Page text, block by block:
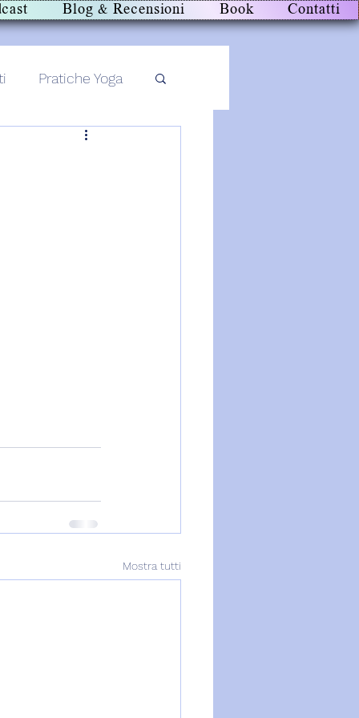
Blog & Recensioni Book Contatti
Pratiche Yoga
Mostra tutti